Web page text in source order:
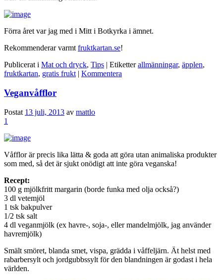
Förra året var jag med i Mitt i Botkyrka i ämnet.
Rekommenderar varmt fruktkartan.se!
Publicerat i Mat och dryck, Tips | Etiketter allmänningar, äpplen,
fruktkartan, gratis frukt | Kommentera
Veganvåfflor
Postat 13 juli, 2013 av mattlo
1
Våfflor är precis lika lätta & goda att göra utan animaliska produkter
som med, så det är sjukt onödigt att inte göra veganska!
Recept:
100 g mjölkfritt margarin (borde funka med olja också?)
3 dl vetemjöl
1 tsk bakpulver
1/2 tsk salt
4 dl veganmjölk (ex havre-, soja-, eller mandelmjölk, jag använder
havremjölk)
Smält smöret, blanda smet, vispa, grädda i våffeljärn. Ät helst med
rabarbersylt och jordgubbssylt för den blandningen är godast i hela
världen.